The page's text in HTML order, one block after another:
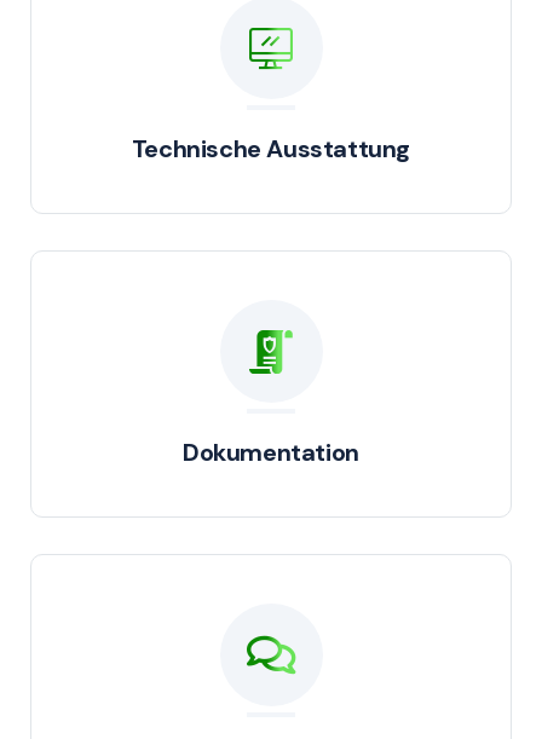
Technische Ausstattung
Dokumentation